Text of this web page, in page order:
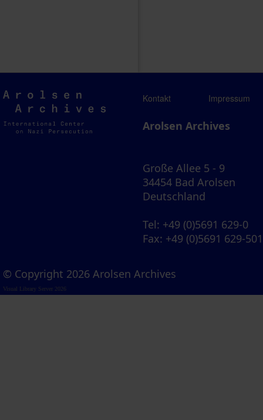
Arolsen
Archives
Kontakt Impressum
Arolsen Archives
Große Allee 5 - 9
34454 Bad Arolsen
Deutschland
Tel: +49 (0)5691 629-0
Fax: +49 (0)5691 629-501
© Copyright 2026 Arolsen Archives
Visual Library Server 2026